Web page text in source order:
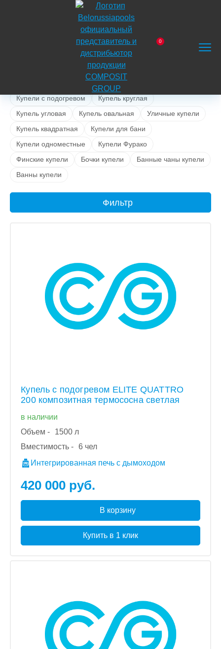
На
главную
0
ПоискМеню
Каталог Композитные купели
КОМПОЗИТНЫЕ КУПЕЛИ
Купели с подогревом
Купель круглая
Купель угловая
Купель овальная
Уличные купели
Купель квадратная
Купели для бани
Купели одноместные
Купели Фурако
Финские купели
Бочки купели
Банные чаны купели
Ванны купели
Фильтр
Купель с подогревом ELITE QUATTRO
200 композитная термососна светлая
в наличии
Объем -
1500 л
Вместимость - 6 чел
Интегрированная печь с дымоходом
420 000 руб.
В корзину
Купить в 1 клик